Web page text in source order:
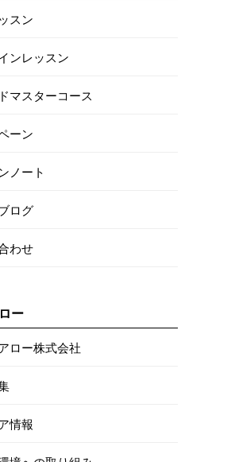
スン
ンレッスン
マスターコース
ーン
ノート
ログ
わせ
ー
ロー株式会社
情報